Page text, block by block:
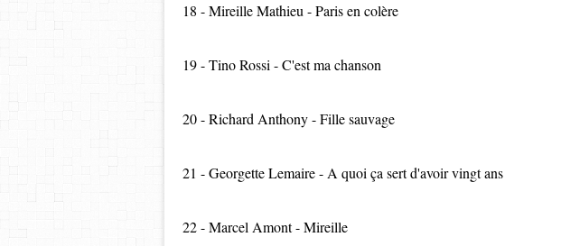
18 - Mireille Mathieu - Paris en colère
19 - Tino Rossi - C'est ma chanson
20 - Richard Anthony - Fille sauvage
21 - Georgette Lemaire - A quoi ça sert d'avoir vingt ans
22 - Marcel Amont - Mireille